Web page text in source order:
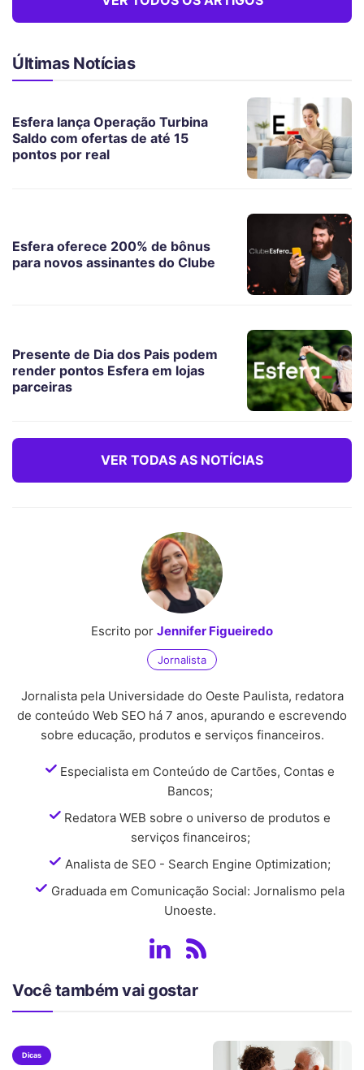
Últimas Notícias
Esfera lança Operação Turbina
Saldo com ofertas de até 15
pontos por real
Esfera oferece 200% de bônus
para novos assinantes do Clube
Presente de Dia dos Pais podem
render pontos Esfera em lojas
parceiras
VER TODAS AS NOTÍCIAS
Escrito por Jennifer Figueiredo
Jornalista
Jornalista pela Universidade do Oeste Paulista, redatora
de conteúdo Web SEO há 7 anos, apurando e escrevendo
sobre educação, produtos e serviços financeiros.
Especialista em Conteúdo de Cartões, Contas e
Bancos;
Redatora WEB sobre o universo de produtos e
serviços financeiros;
Analista de SEO - Search Engine Optimization;
Graduada em Comunicação Social: Jornalismo pela
Unoeste.
Você também vai gostar
Dicas